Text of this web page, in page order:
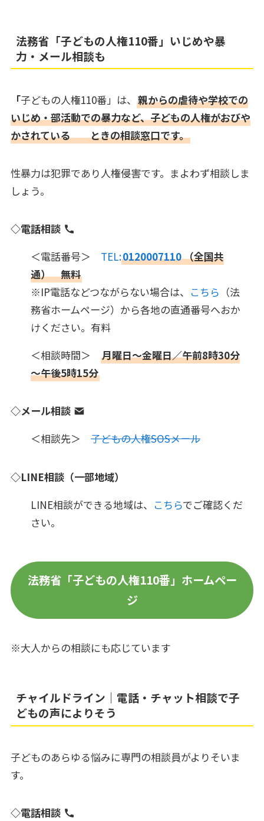
法務省「子どもの人権110番」いじめや暴
力・メール相談も
「子どもの人権110番」は、 親からの虐待や学校での
いじめ・部活動での暴力など、子どもの人権がおびや
かされている ときの相談窓口です。
性暴力は犯罪であり人権侵害です。まよわず相談しま
しょう。
◇電話相談
＜電話番号＞ TEL:0120007110（全国共
通） 無料
※IP電話などつながらない場合は、 こちら （法
務省ホームページ）から各地の直通番号へおか
けください。有料
＜相談時間＞ 月曜日～金曜日／午前8時30分
～午後5時15分
◇メール相談
＜相談先＞ 子どもの人権SOSメール
◇LINE相談（一部地域）
LINE相談ができる地域は、 こちらでご確認くだ
さい。
法務省「子どもの人権110番」ホームペー
ジ
※大人からの相談にも応じています
チャイルドライン｜電話・チャット相談で子
どもの声によりそう
子どものあらゆる悩みに専門の相談員がよりそいま
す。
◇電話相談